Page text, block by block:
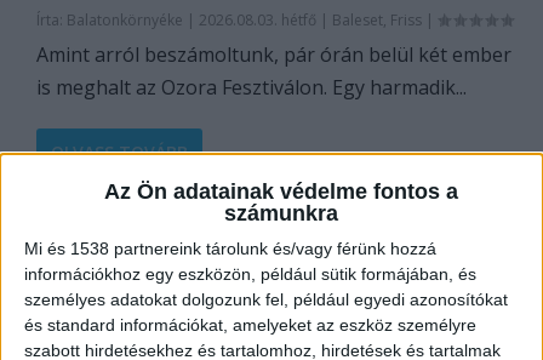
Az Ön adatainak védelme fontos a
számunkra
Mi és 1538 partnereink tárolunk és/vagy férünk hozzá
információkhoz egy eszközön, például sütik formájában, és
személyes adatokat dolgozunk fel, például egyedi azonosítókat
és standard információkat, amelyeket az eszköz személyre
szabott hirdetésekhez és tartalomhoz, hirdetések és tartalmak
Írta: Balatonkörnyéke | 2026.08.03. hétfő | Baleset, Friss |
Amint arról beszámoltunk, pár órán belül két ember
is meghalt az Ozora Fesztiválon. Egy harmadik...
OLVASS TOVÁBB